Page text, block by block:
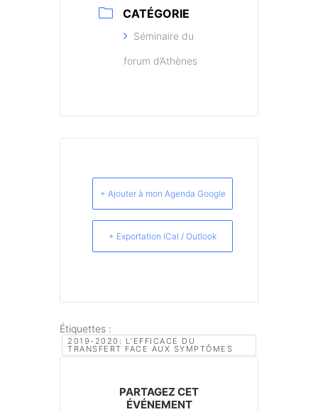
CATÉGORIE
Séminaire du
forum d’Athènes
+ Ajouter à mon Agenda Google
+ Exportation iCal / Outlook
Étiquettes :
2019-2020: L’EFFICACE DU
TRANSFERT FACE AUX SYMPTÔMES
PARTAGEZ CET
ÉVÉNEMENT